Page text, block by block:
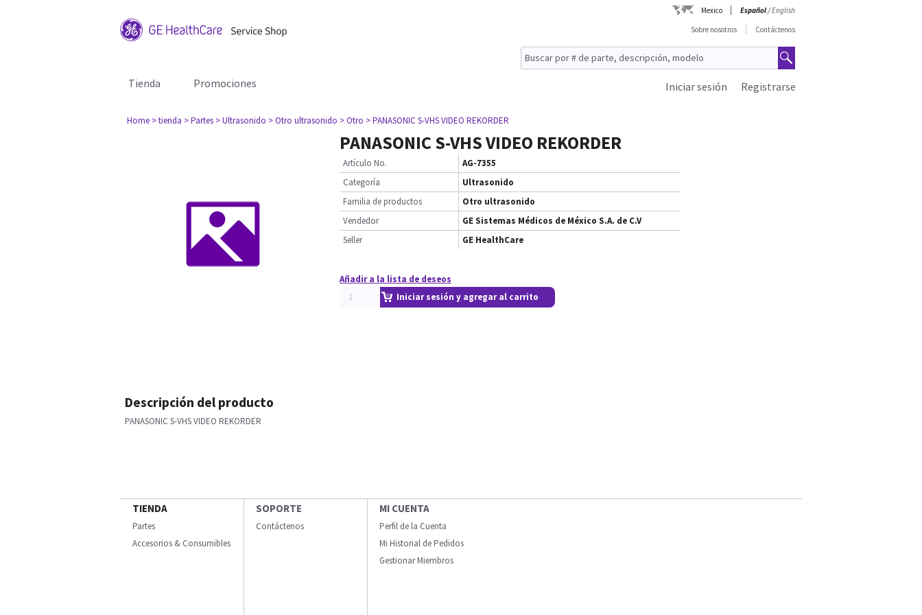
Mexico Español/English
Sobre nosotros
Contáctenos
Tienda Promociones Registrarse
Iniciar sesión
Home > tienda > Partes > Ultrasonido > Otro ultrasonido > Otro > PANASONIC S-VHS VIDEO REKORDER
PANASONIC S-VHS VIDEO REKORDER
Artículo No.
AG-7355
Categoría
Ultrasonido
Familia de productos
Otro ultrasonido
Vendedor
GE Sistemas Médicos de México S.A. de C.V
Seller
GE HealthCare
Añadir a la lista de deseos
Iniciar sesión y agregar al carrito
Descripción del producto
PANASONIC S-VHS VIDEO REKORDER
TIENDA
Partes
Accesorios & Consumibles
SOPORTE
Contáctenos
MI CUENTA
Perfil de la Cuenta
Mi Historial de Pedidos
Gestionar Miembros